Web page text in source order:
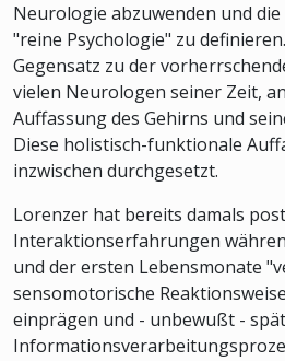
Neurologie abzuwenden und die
"reine Psychologie" zu
Gegensatz zu der
vielen Neurologen seiner Zeit,
Auffassung des Gehirns und
Diese holistisch-funktionale
inzwischen durchgesetzt.
Lorenzer hat bereits damals
Interaktionserfahrungen
und der ersten Lebensmonate
sensomotorische
einprägen und - unbewußt -